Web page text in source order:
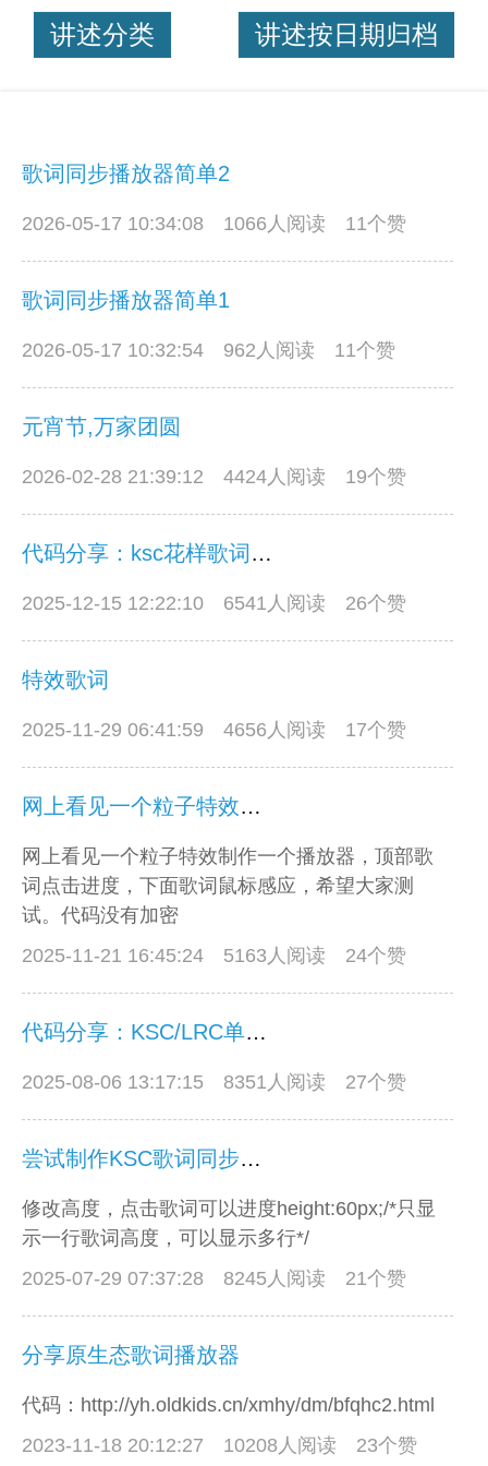
讲述分类 讲述按日期归档
歌词同步播放器简单2
2026-05-17 10:34:08 1066人阅读 11个赞
歌词同步播放器简单1
2026-05-17 10:32:54 962人阅读 11个赞
元宵节,万家团圆
2026-02-28 21:39:12 4424人阅读 19个赞
代码分享：ksc花样歌词同步单曲播放器
2025-12-15 12:22:10 6541人阅读 26个赞
特效歌词
2025-11-29 06:41:59 4656人阅读 17个赞
网上看见一个粒子特效制作一个播放器
网上看见一个粒子特效制作一个播放器，顶部歌
词点击进度，下面歌词鼠标感应，希望大家测
试。代码没有加密
2025-11-21 16:45:24
5163人阅读 24个赞
代码分享：KSC/LRC单歌词同步
2025-08-06 13:17:15 8351人阅读 27个赞
尝试制作KSC歌词同步播放器
修改高度，点击歌词可以进度height:60px;/*只显
示一行歌词高度，可以显示多行*/
2025-07-29 07:37:28
8245人阅读 21个赞
分享原生态歌词播放器
代码：http://yh.oldkids.cn/xmhy/dm/bfqhc2.html
2023-11-18 20:12:27
10208人阅读 23个赞